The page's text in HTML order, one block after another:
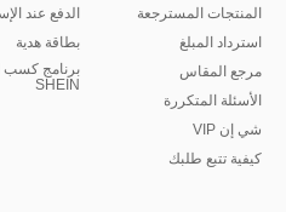
المنتجات المسترجعة
استرداد المبلغ
مرجع المقاس
الأسئلة المتكررة
شي إن VIP
كيفية تتبع طلبك
الدفع عند
بطاقة هدية
برنامج كسب
SHEIN